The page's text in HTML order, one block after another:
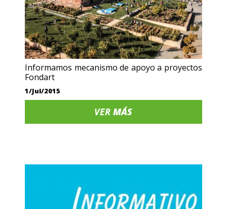
Informamos mecanismo de apoyo a proyectos
Fondart
1/Jul/2015
VERMÁS